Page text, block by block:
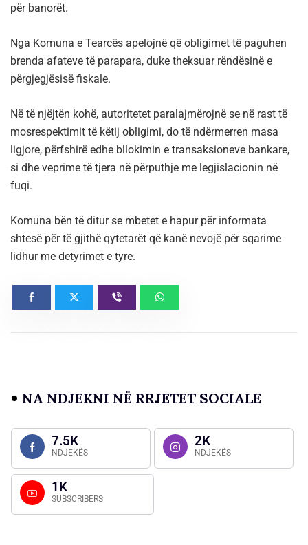
për banorët.
Nga Komuna e Tearcës apelojnë që obligimet të paguhen
brenda afateve të parapara, duke theksuar rëndësinë e
përgjegjësisë fiskale.
Në të njëjtën kohë, autoritetet paralajmërojnë se në rast të
mosrespektimit të këtij obligimi, do të ndërmerren masa
ligjore, përfshirë edhe bllokimin e transaksioneve bankare,
si dhe veprime të tjera në përputhje me legjislacionin në
fuqi.
Komuna bën të ditur se mbetet e hapur për informata
shtesë për të gjithë qytetarët që kanë nevojë për sqarime
lidhur me detyrimet e tyre.
NA NDJEKNI NË RRJETET SOCIALE
7.5K
NDJEKËS
2K
NDJEKËS
1K
SUBSCRIBERS